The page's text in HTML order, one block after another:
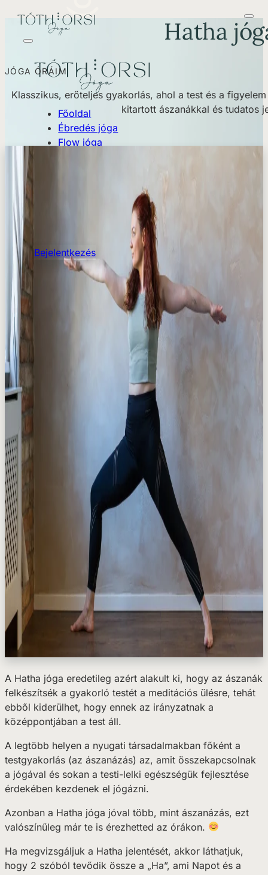
Főoldal
Ébredés jóga
Flow jóga
Bejelentkezés
Hatha
JÓGA ÓRÁIM
Klasszikus, erőteljes gyakorlás, ahol a test és a
kitartott ászanákkal és tudatos
A Hatha jóga eredetileg azért alakult ki, hogy az ászanák
felkészítsék a gyakorló testét a meditációs ülésre, tehát
ebből kiderülhet, hogy ennek az irányzatnak a
középpontjában a test áll.
A legtöbb helyen a nyugati társadalmakban főként a
testgyakorlás (az ászanázás) az, amit összekapcsolnak
a jógával és sokan a testi-lelki egészségük fejlesztése
érdekében kezdenek el jógázni.
Azonban a Hatha jóga jóval több, mint ászanázás, ezt
valószínűleg már te is érezhetted az órákon.
Ha megvizsgáljuk a Hatha jelentését, akkor láthatjuk,
hogy 2 szóból tevődik össze a „Ha”, ami Napot és a